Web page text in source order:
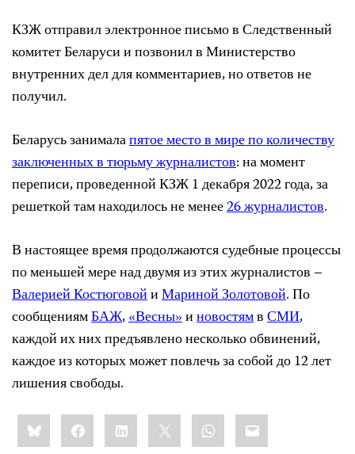
КЗЖ отправил электронное письмо в Следственный
комитет Беларуси и позвонил в Министерство
внутренних дел для комментариев, но ответов не
получил.
Беларусь занималапятое место в мире по количеству
заключенных в тюрьму журналистов: на момент
переписи, проведенной КЗЖ 1 декабря 2022 года, за
решеткой там находилось не менее26 журналистов.
В настоящее время продолжаются судебные процессы
по меньшей мере над двумя из этих журналистов –
Валерией КостюговойиМариной Золотовой. По
сообщениямБАЖ,«Весны»иновостямвСМИ,
каждой их них предъявлено несколько обвинений,
каждое из которых может повлечь за собой до 12 лет
лишения свободы.
Share
this:BlueskyFacebookLinkedIn WhatsApp
Email